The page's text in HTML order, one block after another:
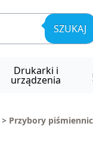
SZUKAJ
Drukarki i
urządzenia
> Przybory